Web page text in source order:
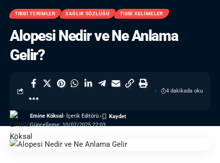
TIBBI TERIMLER SAĞLIK SÖZLÜĞÜ TIBBI KELIMELER
Alopesi Nedir ve Ne Anlama
Gelir?
Güncelleme: 10/07/2025 22:03
Emine Köksal - İçerik Editörü
4 dakikada oku